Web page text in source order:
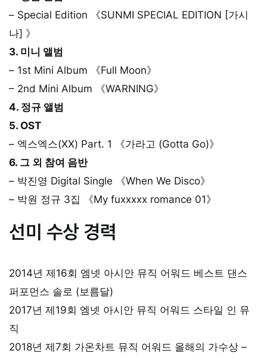
– Special Edition 《SUNMI SPECIAL EDITION [가시
나] 》
3. 미니 앨범
– 1st Mini Album 《Full Moon》
– 2nd Mini Album 《WARNING》
4. 정규 앨범
5. OST
– 엑스엑스(XX) Part. 1 《가라고 (Gotta Go)》
6. 그 외 참여 음반
– 박진영 Digital Single 《When We Disco》
– 박원 정규 3집 《My fuxxxxx romance 01》
선미 수상 경력
2014년 제16회 엠넷 아시안 뮤직 어워드 베스트 댄스
퍼포먼스 솔로 (보름달)
2017년 제19회 엠넷 아시안 뮤직 어워드 스타일 인 뮤
직
2018년 제7회 가온차트 뮤직 어워드 올해의 가수상 –